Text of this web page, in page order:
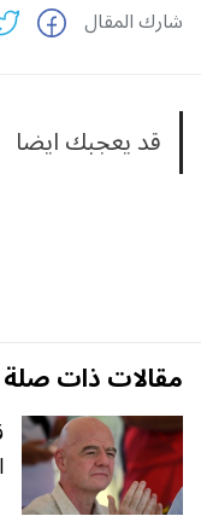
شارك المقال
قد يعجبك ايضا
مقالات ذات صلة